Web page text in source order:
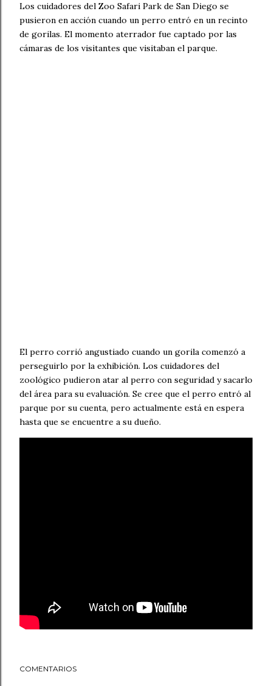
Los cuidadores del Zoo Safari Park de San Diego se
pusieron en acción cuando un perro entró en un recinto
de gorilas. El momento aterrador fue captado por las
cámaras de los visitantes que visitaban el parque.
El perro corrió angustiado cuando un gorila comenzó a
perseguirlo por la exhibición. Los cuidadores del
zoológico pudieron atar al perro con seguridad y sacarlo
del área para su evaluación. Se cree que el perro entró al
parque por su cuenta, pero actualmente está en espera
hasta que se encuentre a su dueño.
COMENTARIOS